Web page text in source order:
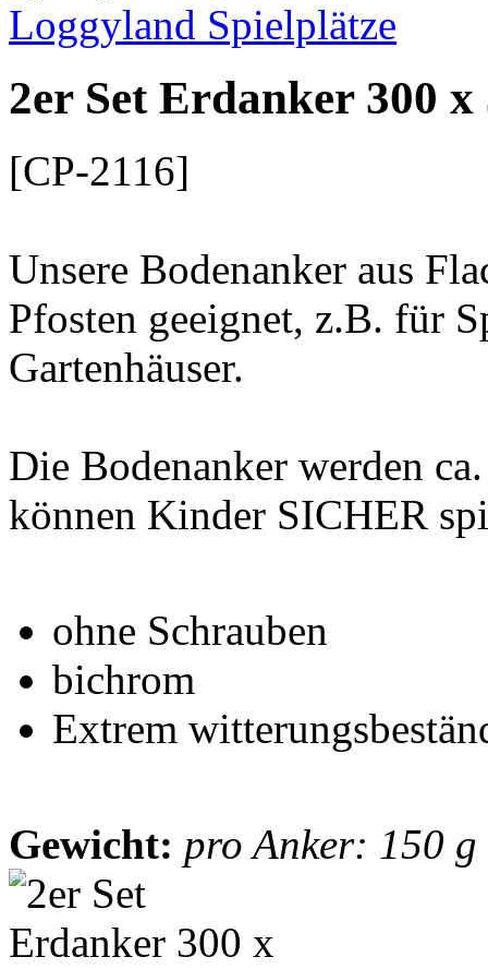
Loggyland Spielplätze
2er Set Erdanker 300 x
[CP-2116]
Unsere Bodenanker aus
Pfosten geeignet, z.B. für
Gartenhäuser.
Die Bodenanker werden
können Kinder SICHER
ohne Schrauben
bichrom
Extrem
Gewicht: pro Anker: 150 g